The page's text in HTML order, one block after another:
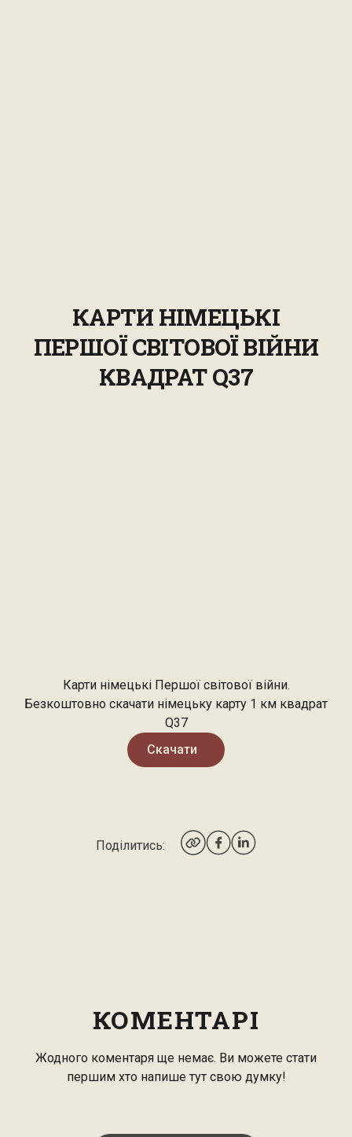
КАРТИ НІМЕЦЬКІ
ПЕРШОЇ СВІТОВОЇ ВІЙНИ
КВАДРАТ Q37
Карти німецькі Першої світової війни.
Безкоштовно скачати німецьку карту 1 км квадрат
Q37
Скачати
Поділитись:
КОМЕНТАРІ
Жодного коментаря ще немає. Ви можете стати
першим хто напише тут свою думку!